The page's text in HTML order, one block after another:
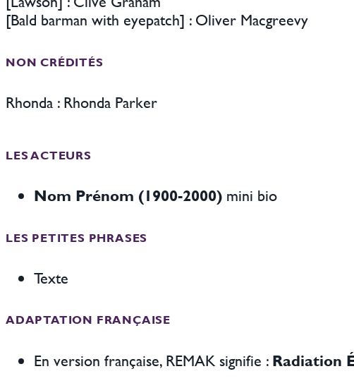
[Bald barman with eyepatch] : Oliver Macgreevy
NON CRÉDITÉS
Rhonda : Rhonda Parker
LES ACTEURS
Nom Prénom (1900-2000) mini bio
LES PETITES PHRASES
Texte
ADAPTATION FRANÇAISE
En version française, REMAK signifie :Radiation